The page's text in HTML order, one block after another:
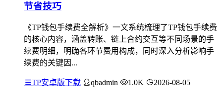
节省技巧
《TP钱包手续费全解析》一文系统梳理了TP钱包手续费
的核心内容，涵盖转账、链上合约交互等不同场景的手
续费明细，明确各环节费用构成，同时深入分析影响手
续费的关键因...
TP安卓版下载 qbadmin 1.0K 2026-08-05